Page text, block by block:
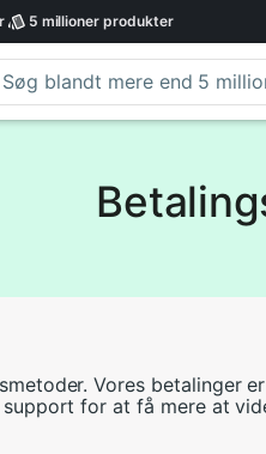
5 millioner produkter
Vores betalinger
for at få mere at